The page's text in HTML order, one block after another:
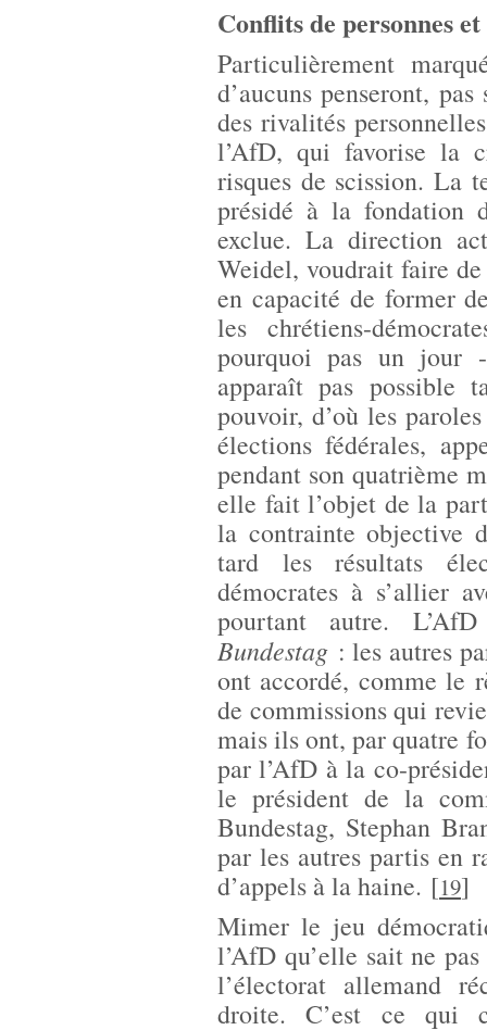
Conflits de personnes
Particulièrement
d’aucuns penseront,
des rivalités
l’AfD, qui favorise la
risques de scission. La
présidé à la fondation
exclue. La direction
Weidel, voudrait faire
en capacité de former
les chrétiens-
pourquoi pas un jour
apparaît pas possible
pouvoir, d’où les
élections fédérales,
pendant son quatrième
elle fait l’objet de la
la contrainte objective
tard les résultats
démocrates à s’allier
pourtant autre.
Bundestag : les autres
ont accordé, comme le
de commissions qui
mais ils ont, par quatre
par l’AfD à la co-
le président de la
Bundestag, Stephan
par les autres partis en
d’appels à la haine. [19]
Mimer le jeu
l’AfD qu’elle sait ne
l’électorat allemand
droite. C’est ce qui